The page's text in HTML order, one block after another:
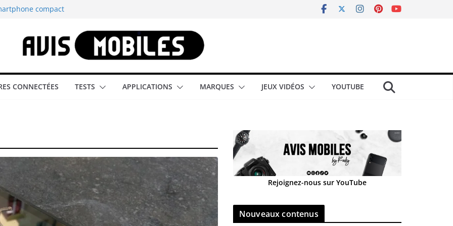
compact
tous les
smartphone
CONNECTÉES TESTS APPLICATIONS MARQUES JEUX VIDÉOS YOUTUBE
Rejoignez-nous sur YouTube
Nouveaux contenus